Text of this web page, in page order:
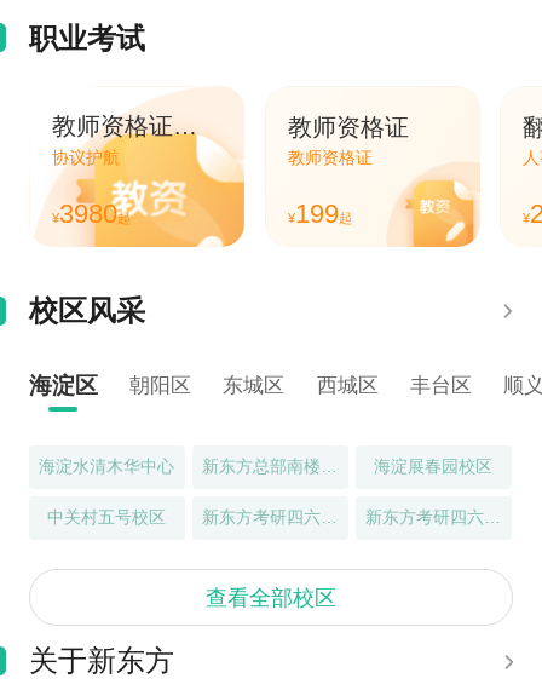
职业考试
教师资格证笔面直通车
协议护航
¥3980起
教师资格证
教师资格证
¥199起 ¥
校区风采
海淀区 朝阳区 东城区 西城区 丰台区 顺
海淀水清木华中心 海淀展春园校区
中关村五号校区 新东方考研四六级（魏公村校区） 新东方考研四六级（知春路校区）
查看全部校区
关于新东方